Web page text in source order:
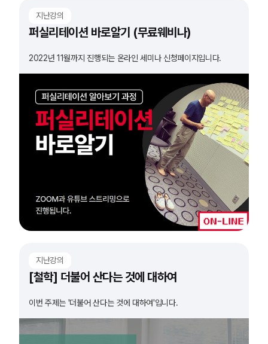
지난강의
퍼실리테이션 바로알기 (무료웨비나)
2022년 11월까지 진행되는 온라인 세미나 신청페이지입니다.
지난강의
[철학] 더불어 산다는 것에 대하여
이번 주제는 '더불어 산다는 것에 대하여'입니다.